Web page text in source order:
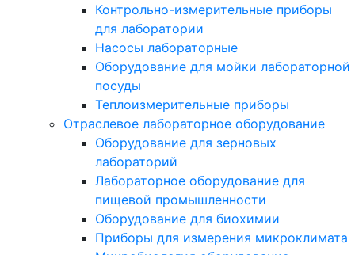
Контрольно-измерительные приборы
для лаборатории
Насосы лабораторные
Оборудование для мойки лабораторной
посуды
Теплоизмерительные приборы
Отраслевое лабораторное оборудование
Оборудование для зерновых
лабораторий
Лабораторное оборудование для
пищевой промышленности
Оборудование для биохимии
Приборы для измерения микроклимата